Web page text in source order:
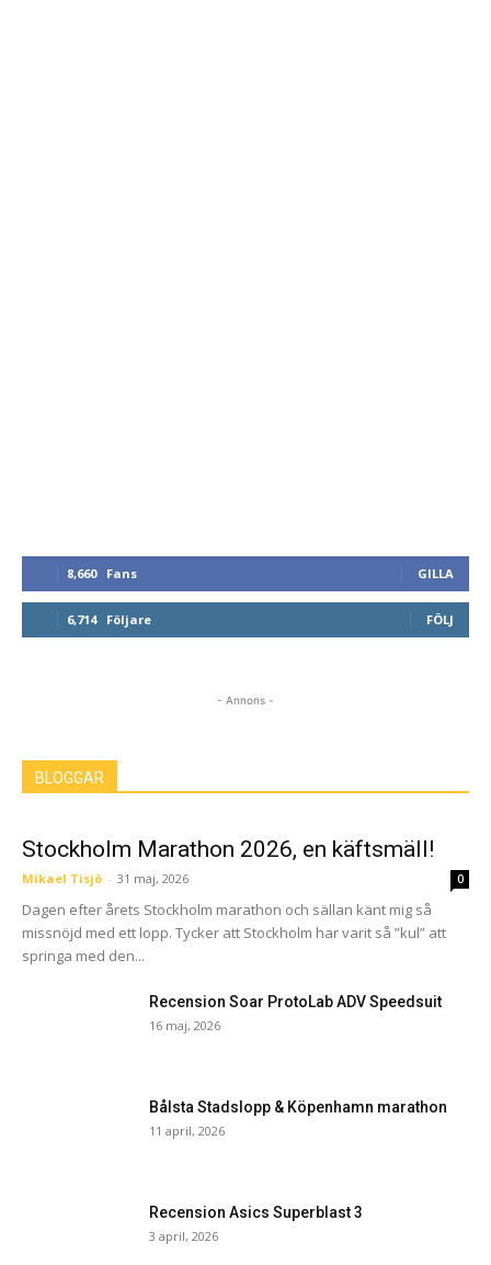
8,660 Fans GILLA
6,714 Följare FÖLJ
- Annons -
BLOGGAR
Stockholm Marathon 2026, en käftsmäll!
Mikael Tisjö - 31 maj, 2026 0
Dagen efter årets Stockholm marathon och sällan känt mig så
missnöjd med ett lopp. Tycker att Stockholm har varit så ”kul” att
springa med den...
Recension Soar ProtoLab ADV Speedsuit
16 maj, 2026
Bålsta Stadslopp & Köpenhamn marathon
11 april, 2026
Recension Asics Superblast 3
3 april, 2026